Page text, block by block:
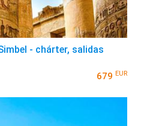
- chárter, salidas
679 EUR